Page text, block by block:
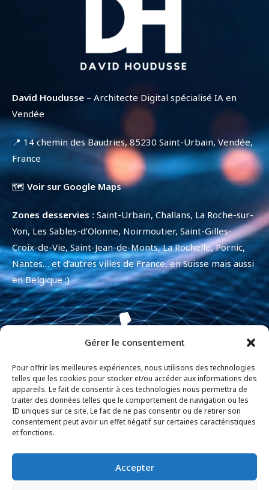
Gérer le consentement
Pour offrir les meilleures expériences, nous utilisons des technologies
telles que les cookies pour stocker et/ou accéder aux informations des
appareils. Le fait de consentir à ces technologies nous permettra de
traiter des données telles que le comportement de navigation ou les
ID uniques sur ce site. Le fait de ne pas consentir ou de retirer son
consentement peut avoir un effet négatif sur certaines caractéristiques
et fonctions.
Accepter
David Houdusse – Architecte Digital spécialisé IA en
Vendée
📍 14 chemin des Baudries, 85230 Saint-Urbain, Vendée,
France
🗺️ Voir sur Google Maps
Zones desservies : Saint-Urbain, Challans, La Roche-sur-
Yon, Les Sables-d’Olonne, Noirmoutier, Saint-Gilles-
Croix-de-Vie, Saint-Jean-de-Monts, La Rochelle, Pornic,
Nantes… et d’autres villes de France, en Suisse mais aussi
en Belgique :)
+33 7 84 12 69 85
contact@davidhoudusse.fr